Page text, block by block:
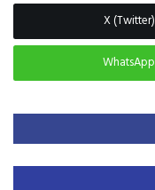
X (Twitter)
WhatsApp